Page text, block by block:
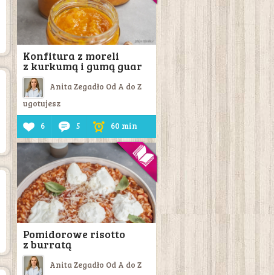
Konfitura z moreli
z kurkumą i gumą guar
Anita Zegadło Od A do Z
ugotujesz
6 5 60 min
Pomidorowe risotto
z burratą
Anita Zegadło Od A do Z